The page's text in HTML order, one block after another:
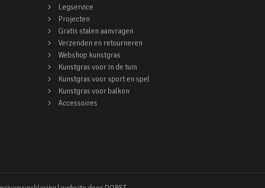
Legservice
Projecten
Gratis stalen aanvragen
Verzenden en retourneren
Webshop kunstgras
Kunstgras voor in de tuin
Kunstgras voor sport en spel
Kunstgras voor balkon
Accessoires